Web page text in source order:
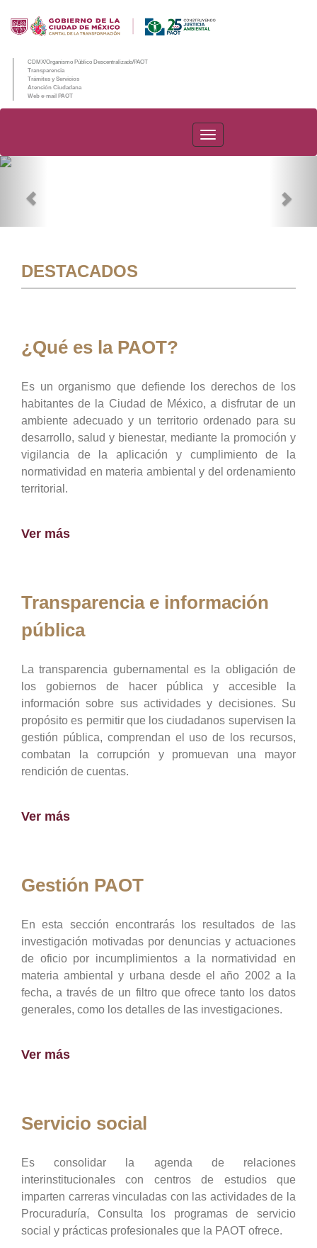
CDMX/Organismo Público Descentralizado/PAOT
Transparencia
Trámites y Servicios
Atención Ciudadana
Web e-mail PAOT
PAOT
DESTACADOS
¿Qué es la PAOT?
Es un organismo que defiende los derechos de los
habitantes de la Ciudad de México, a disfrutar de un
ambiente adecuado y un territorio ordenado para su
desarrollo, salud y bienestar, mediante la promoción y
vigilancia de la aplicación y cumplimiento de la
normatividad en materia ambiental y del ordenamiento
territorial.
Ver más
Transparencia e información
pública
La transparencia gubernamental es la obligación de
los gobiernos de hacer pública y accesible la
información sobre sus actividades y decisiones. Su
propósito es permitir que los ciudadanos supervisen la
gestión pública, comprendan el uso de los recursos,
combatan la corrupción y promuevan una mayor
rendición de cuentas.
Ver más
Gestión PAOT
En esta sección encontrarás los resultados de las
investigación motivadas por denuncias y actuaciones
de oficio por incumplimientos a la normatividad en
materia ambiental y urbana desde el año 2002 a la
fecha, a través de un filtro que ofrece tanto los datos
generales, como los detalles de las investigaciones.
Ver más
Servicio social
Es consolidar la agenda de relaciones
interinstitucionales con centros de estudios que
imparten carreras vinculadas con las actividades de la
Procuraduría, Consulta los programas de servicio
social y prácticas profesionales que la PAOT ofrece.